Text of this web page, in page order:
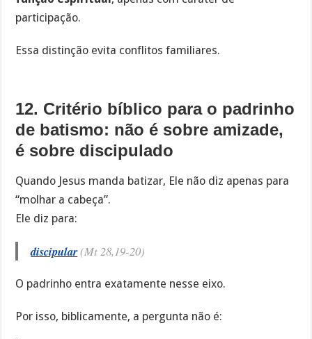
participação.
Essa distinção evita conflitos familiares.
12. Critério bíblico para o padrinho
de batismo: não é sobre amizade,
é sobre discipulado
Quando Jesus manda batizar, Ele não diz apenas para
“molhar a cabeça”.
Ele diz para:
discipular(Mt 28,19-20)
O padrinho entra exatamente nesse eixo.
Por isso, biblicamente, a pergunta não é: